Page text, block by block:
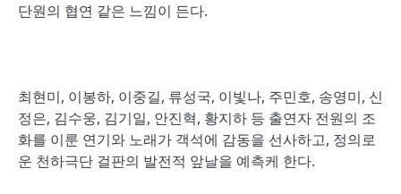
단원의 협연 같은 느낌이 든다.
최현미, 이봉하, 이중길, 류성국, 이빛나, 주민호, 송영미, 신
정은, 김수웅, 김기일, 안진혁, 황지하 등 출연자 전원의 조
화를 이룬 연기와 노래가 객석에 감동을 선사하고, 정의로
운 천하극단 걸판의 발전적 앞날을 예측케 한다.